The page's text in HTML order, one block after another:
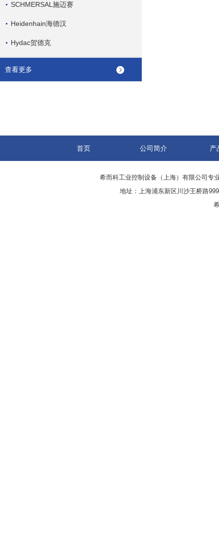
SCHMERSAL施迈赛
Heidenhain海德汉
Hydac贺德克
查看更多
首页 公司简介 产
希而科工业控制设备（上海）有限公司专
地址：上海浦东新区川沙王桥路